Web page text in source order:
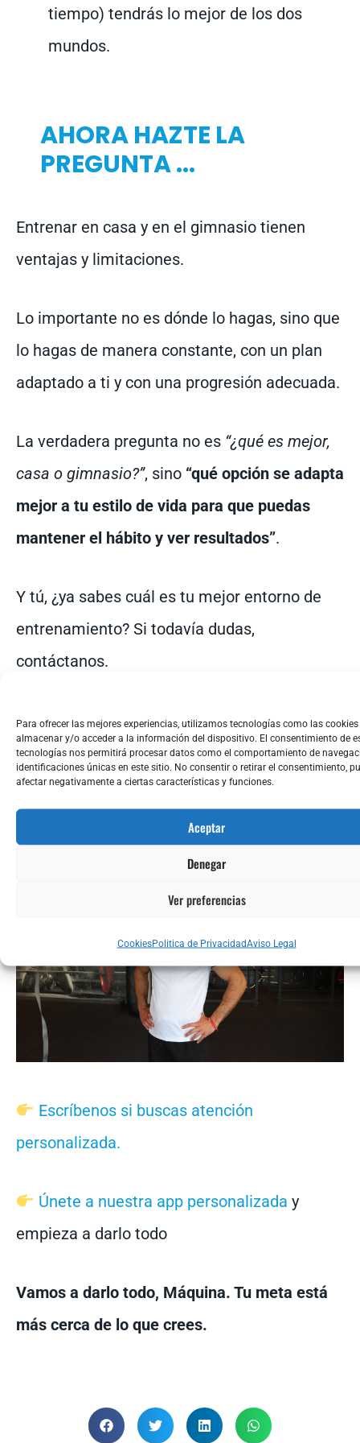
Para ofrecer las mejores experiencias, utilizamos tecnologías como las
almacenar y/o acceder a la información del dispositivo. El consentimiento de
tecnologías nos permitirá procesar datos como el comportamiento de
identificaciones únicas en este sitio. No consentir o retirar el consentimiento,
afectar negativamente a ciertas características y funciones.
Aceptar
Denegar
Ver preferencias
CookiesPolitica de PrivacidadAviso Legal
tiempo) tendrás lo mejor de los dos
mundos.
AHORA HAZTE LA
PREGUNTA ...
Entrenar en casa y en el gimnasio tienen
ventajas y limitaciones.
Lo importante no es dónde lo hagas, sino que
lo hagas de manera constante, con un plan
adaptado a ti y con una progresión adecuada.
La verdadera pregunta no es “¿qué es mejor,
casa o gimnasio?”, sino “qué opción se adapta
mejor a tu estilo de vida para que puedas
mantener el hábito y ver resultados”.
Y tú, ¿ya sabes cuál es tu mejor entorno de
entrenamiento? Si todavía dudas,
contáctanos.
EnMalagaentrenate ayudamos a diseñar un
plan que funcione para ti, ya sea desde casa,
en el gimnasio o combinando ambos.
Escríbenos si buscas atención
personalizada.
Únete a nuestra app personalizada y
empieza a darlo todo
Vamos a darlo todo, Máquina. Tu meta está
más cerca de lo que crees.